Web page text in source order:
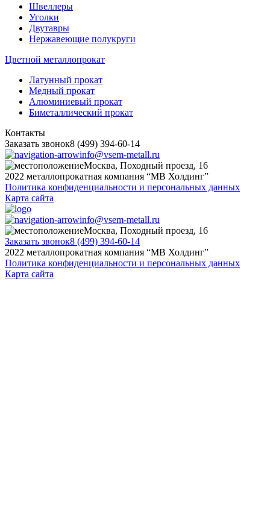
Швеллеры
Уголки
Двутавры
Нержавеющие полукруги
Цветной металлопрокат
Латунный прокат
Медный прокат
Алюминиевый прокат
Биметаллический прокат
Контакты
Заказать звонок8 (499) 394-60-14
info@vsem-metall.ru
Москва, Походный проезд, 16
2022 металлопрокатная компания “MB Холдинг”
Политика конфиденциальности и персональных данных
Карта сайта
info@vsem-metall.ru
Москва, Походный проезд, 16
Заказать звонок8 (499) 394-60-14
2022 металлопрокатная компания “MB Холдинг”
Политика конфиденциальности и персональных данных
Карта сайта